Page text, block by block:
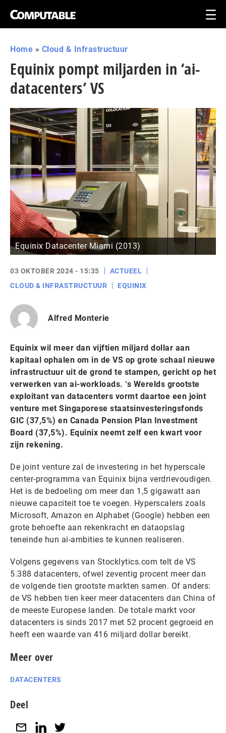
Home » Cloud & Infrastructuur
Equinix pompt miljarden in ‘ai-
datacenters’ VS
Equinix Datacenter Miami (2013)
03 OKTOBER 2024 - 15:35
ACTUEEL
CLOUD & INFRASTRUCTUUR
EQUINIX
Alfred Monterie
Equinix wil meer dan vijftien miljard dollar aan
kapitaal ophalen om in de VS op grote schaal nieuwe
infrastructuur uit de grond te stampen, gericht op het
verwerken van ai-workloads. ‘s Werelds grootste
exploitant van datacenters vormt daartoe een joint
venture met Singaporese staatsinvesteringsfonds
GIC (37,5%) en Canada Pension Plan Investment
Board (37,5%). Equinix neemt zelf een kwart voor
zijn rekening.
De joint venture zal de investering in het hyperscale
center-programma van Equinix bijna verdrievoudigen.
Het is de bedoeling om meer dan 1,5 gigawatt aan
nieuwe capaciteit toe te voegen. Hyperscalers zoals
Microsoft, Amazon en Alphabet (Google) hebben een
grote behoefte aan rekenkracht en dataopslag
teneinde hun ai-ambities te kunnen realiseren.
Volgens gegevens van Stocklytics.com telt de VS
5.388 datacenters, ofwel zeventig procent meer dan
de volgende tien grootste markten samen. Of anders:
de VS hebben tien keer meer datacenters dan China of
de meeste Europese landen. De totale markt voor
datacenters is sinds 2017 met 52 procent gegroeid en
heeft een waarde van 416 miljard dollar bereikt.
Meer over
DATACENTERS
Deel